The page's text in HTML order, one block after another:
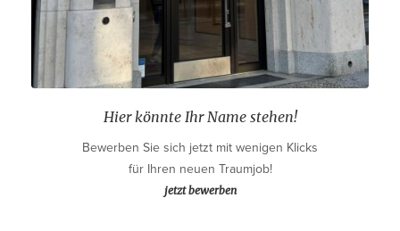
Hier könnte Ihr Name stehen!
Bewerben Sie sich jetzt mit wenigen Klicks
für Ihren neuen Traumjob!
jetzt bewerben